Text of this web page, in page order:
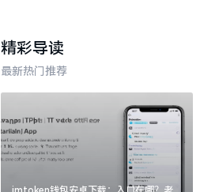
精彩导读
最新热门推荐